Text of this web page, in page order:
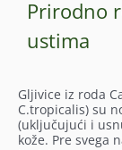
Prirodno
ustima
Gljivice iz roda
C.tropicalis) su
(uključujući i
kože. Pre svega